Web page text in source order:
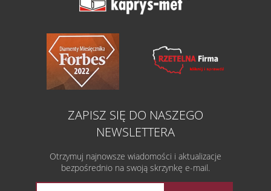
ZAPISZ SIĘ DO NASZEGO
NEWSLETTERA
Otrzymuj najnowsze wiadomości i aktualizacje
bezpośrednio na swoją skrzynkę e-mail.